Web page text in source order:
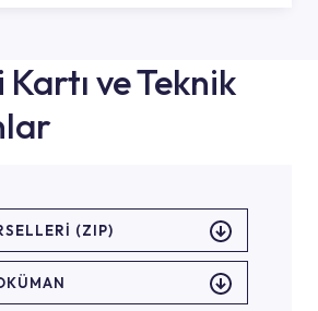
ve Teknik
(ZIP)